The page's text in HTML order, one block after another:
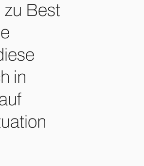
zu Best
in